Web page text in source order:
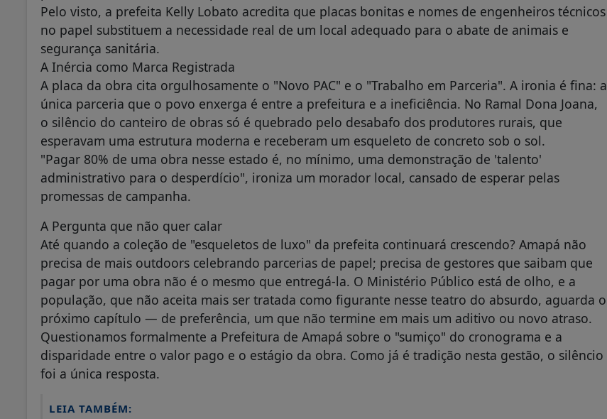
Pelo visto, a prefeita Kelly Lobato acredita que placas bonitas e nomes de engenheiros técnicos
no papel substituem a necessidade real de um local adequado para o abate de animais e
segurança sanitária.
A Inércia como Marca Registrada
A placa da obra cita orgulhosamente o "Novo PAC" e o "Trabalho em Parceria". A ironia é fina: a
única parceria que o povo enxerga é entre a prefeitura e a ineficiência. No Ramal Dona Joana,
o silêncio do canteiro de obras só é quebrado pelo desabafo dos produtores rurais, que
esperavam uma estrutura moderna e receberam um esqueleto de concreto sob o sol.
"Pagar 80% de uma obra nesse estado é, no mínimo, uma demonstração de 'talento'
administrativo para o desperdício", ironiza um morador local, cansado de esperar pelas
promessas de campanha.
A Pergunta que não quer calar
Até quando a coleção de "esqueletos de luxo" da prefeita continuará crescendo? Amapá não
precisa de mais outdoors celebrando parcerias de papel; precisa de gestores que saibam que
pagar por uma obra não é o mesmo que entregá-la. O Ministério Público está de olho, e a
população, que não aceita mais ser tratada como figurante nesse teatro do absurdo, aguarda o
próximo capítulo — de preferência, um que não termine em mais um aditivo ou novo atraso.
Questionamos formalmente a Prefeitura de Amapá sobre o "sumiço" do cronograma e a
disparidade entre o valor pago e o estágio da obra. Como já é tradição nesta gestão, o silêncio
foi a única resposta.
LEIA TAMBÉM: